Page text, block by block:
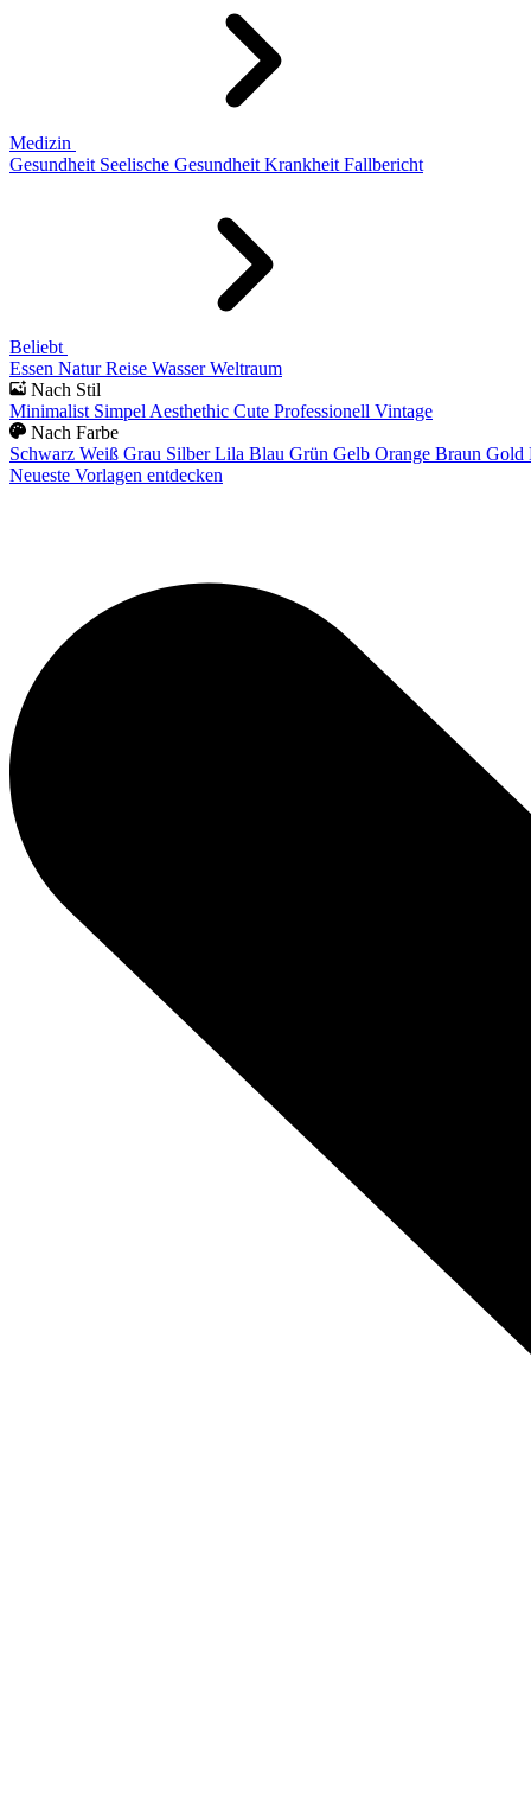
Medizin
Gesundheit Seelische Gesundheit Krankheit Fallbericht
Beliebt
Essen Natur Reise Wasser Weltraum
Nach Stil
Minimalist Simpel Aesthethic Cute Professionell Vintage
Nach Farbe
Schwarz Weiß Grau Silber Lila Blau Grün Gelb Orange Braun Gold
Neueste Vorlagen entdecken